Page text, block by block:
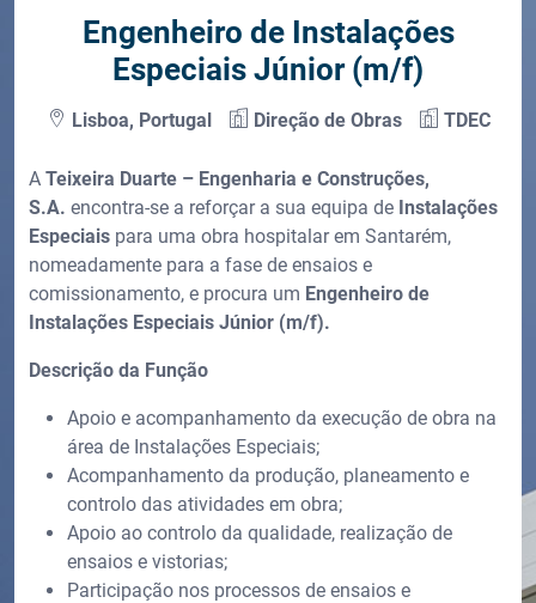
Engenheiro de Instalações
Especiais Júnior (m/f)
Lisboa, Portugal Direção de Obras TDEC
A Teixeira Duarte – Engenharia e Construções,
S.A. encontra-se a reforçar a sua equipa de Instalações
Especiais para uma obra hospitalar em Santarém,
nomeadamente para a fase de ensaios e
comissionamento, e procura um Engenheiro de
Instalações Especiais Júnior (m/f).
Descrição da Função
Apoio e acompanhamento da execução de obra na
área de Instalações Especiais;
Acompanhamento da produção, planeamento e
controlo das atividades em obra;
Apoio ao controlo da qualidade, realização de
ensaios e vistorias;
Participação nos processos de ensaios e